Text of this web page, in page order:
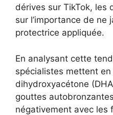
dérives sur TikTok, les
sur l’importance de ne
protectrice appliquée.
En analysant cette
spécialistes mettent
dihydroxyacétone
gouttes
négativement avec les